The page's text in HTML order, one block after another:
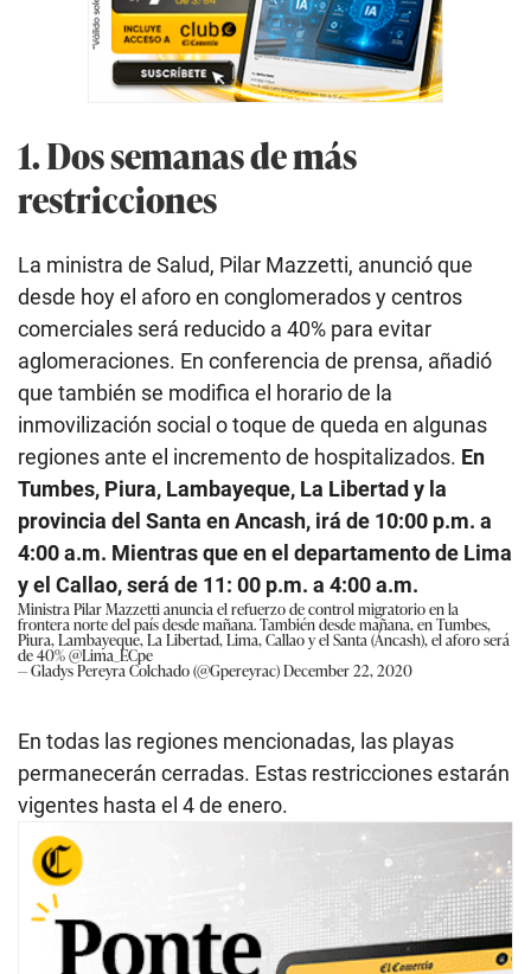
1. Dos semanas de más
restricciones
La ministra de Salud, Pilar Mazzetti, anunció que
desde hoy el aforo en conglomerados y centros
comerciales será reducido a 40% para evitar
aglomeraciones. En conferencia de prensa, añadió
que también se modifica el horario de la
inmovilización social o toque de queda en algunas
regiones ante el incremento de hospitalizados. En
Tumbes, Piura, Lambayeque, La Libertad y la
provincia del Santa en Ancash, irá de 10:00 p.m. a
4:00 a.m. Mientras que en el departamento de Lima
y el Callao, será de 11: 00 p.m. a 4:00 a.m.
Ministra Pilar Mazzetti anuncia el refuerzo de control migratorio en la
frontera norte del país desde mañana. También desde mañana, en Tumbes,
Piura, Lambayeque, La Libertad, Lima, Callao y el Santa (Áncash), el aforo será
de 40%@Lima_ECpe
— Gladys Pereyra Colchado (@Gpereyrac)December 22, 2020
En todas las regiones mencionadas, las playas
permanecerán cerradas. Estas restricciones estarán
vigentes hasta el 4 de enero.